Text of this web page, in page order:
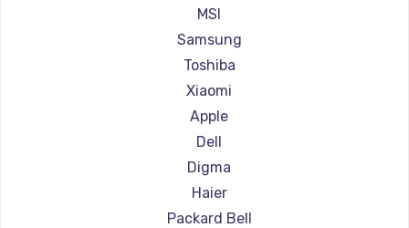
Ремонт ноутбуков Philips
Ремонт ноутбуков LG
Ремонт ноутбуков Panasonic
Ремонт ноутбуков Irbis
Ремонт ноутбуков Thunderobot
Ремонт ноутбуков Hasee
Ремонт ноутбуков ZTE
Ремонт ноутбуков Hiper
Ремонт ноутбуков Evga
MSI
Samsung
Toshiba
Xiaomi
Apple
Dell
Digma
Haier
Packard Bell